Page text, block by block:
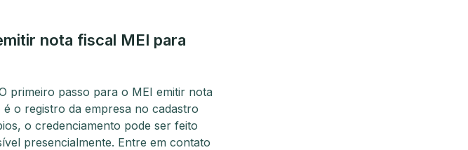
nota fiscal MEI para
primeiro passo para o MEI emitir nota
o registro da empresa no cadastro
o credenciamento pode ser feito
presencialmente. Entre em contato